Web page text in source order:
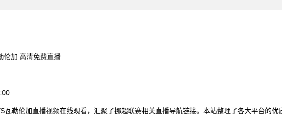
伦加 高清免费直播
瓦勒伦加直播视频在线观看，汇聚了挪超联赛相关直播导航链接。本站整理了各大平台的